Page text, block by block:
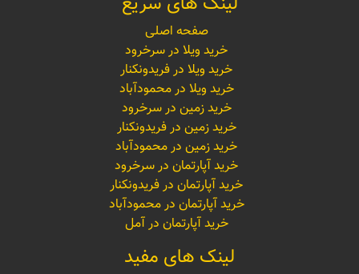
صفحه اصلی
خرید ویلا در سرخرود
خرید ویلا در فریدونکنار
خرید ویلا در محمودآباد
خرید زمین در سرخرود
خرید زمین در فریدونکنار
خرید زمین در محمودآباد
خرید آپارتمان در سرخرود
خرید آپارتمان در فریدونکنار
خرید آپارتمان در محمودآباد
خرید آپارتمان در آمل
لینک های مفید